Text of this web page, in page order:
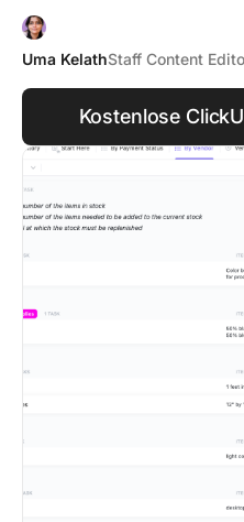
Uma KelathStaff Content
Kostenlose